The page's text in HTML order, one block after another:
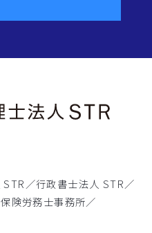
STR／行政書士法人 STR／
険労務士事務所／